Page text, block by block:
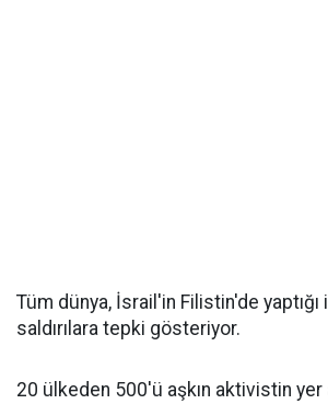
Tüm dünya, İsrail'in Filistin'de yaptığı
saldırılara tepki gösteriyor.
20 ülkeden 500'ü aşkın aktivistin yer